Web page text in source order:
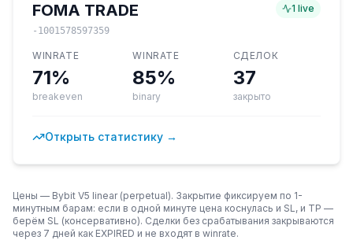
FOMA TRADE
-1001578597359
1 live
WINRATE
71%
breakeven
WINRATE
85%
binary
СДЕЛОК
37
закрыто
Открыть статистику →
Цены — Bybit V5 linear (perpetual). Закрытие фиксируем по 1-
минутным барам: если в одной минуте цена коснулась и SL, и TP —
берём SL (консервативно). Сделки без срабатывания закрываются
через 7 дней как EXPIRED и не входят в winrate.